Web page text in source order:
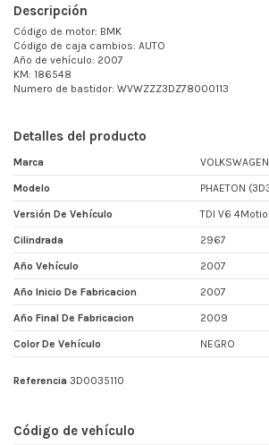
Descripción
Código de motor: BMK
Código de caja cambios: AUTO
Año de vehículo: 2007
KM: 186548
Numero de bastidor: WVWZZZ3DZ78000113
Detalles del producto
Marca VOLKSWAGEN
Modelo PHAETON
Versión De Vehículo TDI V6
Cilindrada 2967
Año Vehículo 2007
Año Inicio De Fabricacion 2007
Año Final De Fabricacion 2009
Color De Vehículo NEGRO
Referencia 3D0035110
Código de vehículo